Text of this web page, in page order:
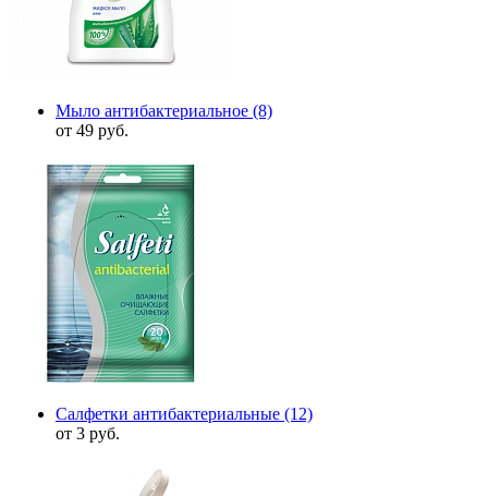
Мыло антибактериальное (8)
от 49 руб.
Салфетки антибактериальные (12)
от 3 руб.